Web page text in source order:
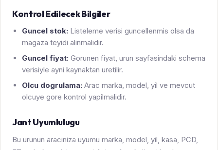
Kontrol Edilecek Bilgiler
Guncel stok: Listeleme verisi guncellenmis olsa da
magaza teyidi alinmalidir.
Guncel fiyat: Gorunen fiyat, urun sayfasindaki schema
verisiyle ayni kaynaktan uretilir.
Olcu dogrulama: Arac marka, model, yil ve mevcut
olcuye gore kontrol yapilmalidir.
Jant Uyumlulugu
Bu urunun araciniza uyumu marka, model, yil, kasa, PCD,